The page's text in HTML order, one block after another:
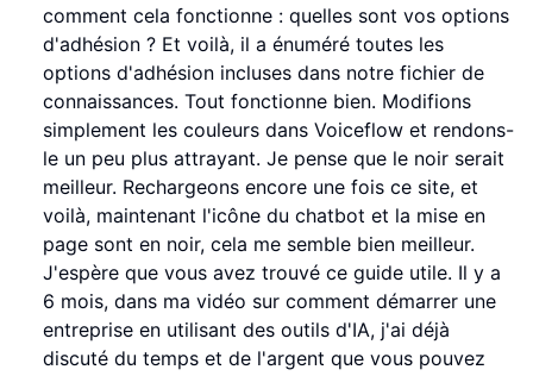
comment cela fonctionne : quelles sont vos options
d'adhésion ? Et voilà, il a énuméré toutes les
options d'adhésion incluses dans notre fichier de
connaissances. Tout fonctionne bien. Modifions
simplement les couleurs dans Voiceflow et rendons-
le un peu plus attrayant. Je pense que le noir serait
meilleur. Rechargeons encore une fois ce site, et
voilà, maintenant l'icône du chatbot et la mise en
page sont en noir, cela me semble bien meilleur.
J'espère que vous avez trouvé ce guide utile. Il y a
6 mois, dans ma vidéo sur comment démarrer une
entreprise en utilisant des outils d'IA, j'ai déjà
discuté du temps et de l'argent que vous pouvez